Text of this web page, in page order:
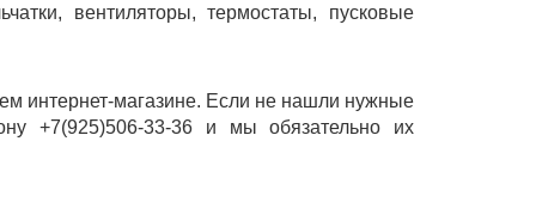
вентиляторы, термостаты, пусковые
интернет-магазине. Если не нашли нужные
+7(925)506-33-36 и мы обязательно их